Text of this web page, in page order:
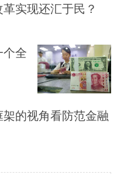
实现还汇于民？
个全
的视角看防范金融